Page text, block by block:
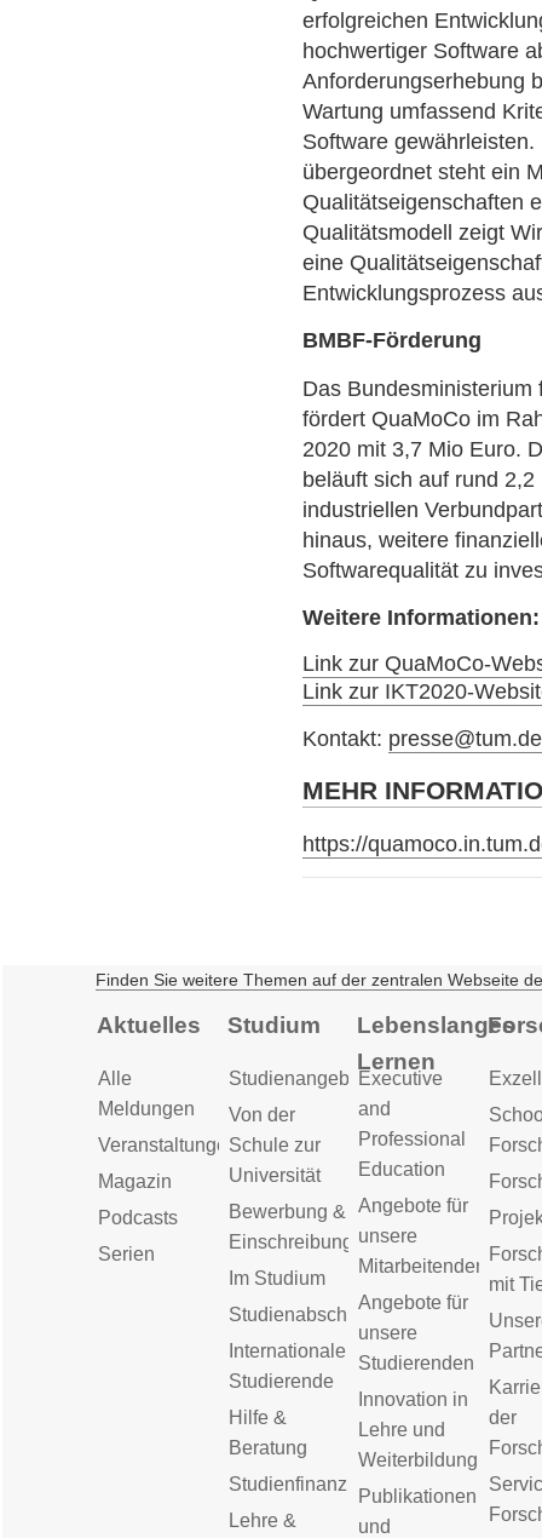
erfolgreichen
hochwertiger Software
Anforderungserhebung
Wartung umfassend
Software
übergeordnet steht ein
Qualitätseigenschaften
Qualitätsmodell zeigt
eine
Entwicklungsprozess
BMBF-Förderung
Das
fördert QuaMoCo im
2020 mit 3,7 Mio Euro.
beläuft sich auf rund
industriellen
hinaus, weitere
Softwarequalität zu
Weitere Informationen:
Link zur QuaMoCo-
Link zur IKT2020-
Kontakt: presse@tum.de
MEHR
https://
Finden Sie weitere Themen auf der zentralen Webseite
Aktuelles
Alle
Meldungen
Veranstaltungen
Magazin
Podcasts
Serien
Studium
Studienangebot
Von der
Schule zur
Universität
Bewerbung &
Einschreibung
Im Studium
Studienabschluss
Internationale
Studierende
Hilfe &
Beratung
Studienfinanzierung
Lehre &
Lebenslanges
Lernen
Executive
and
Professional
Education
Angebote für
unsere
Mitarbeitenden
Angebote für
unsere
Studierenden
Innovation in
Lehre und
Weiterbildung
Publikationen
und
mit
der